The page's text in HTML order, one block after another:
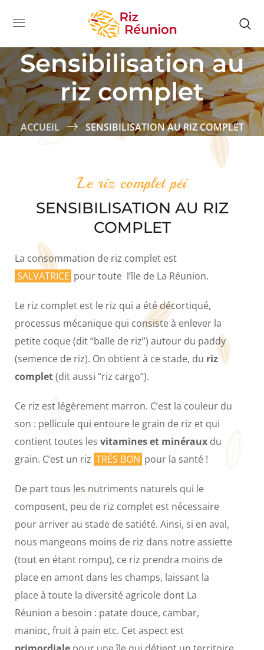
Sensibilisation au
riz complet
ACCUEIL SENSIBILISATION AU RIZ COMPLET
Le riz complet péi
SENSIBILISATION AU RIZ
COMPLET
La consommation de riz complet est
SALVATRICE pour toute l’île de La Réunion.
Le riz complet est le riz qui a été décortiqué,
processus mécanique qui consiste à enlever la
petite coque (dit “balle de riz”) autour du paddy
(semence de riz). On obtient à ce stade, du riz
complet(dit aussi “riz cargo”).
Ce riz est légèrement marron. C’est la couleur du
son : pellicule qui entoure le grain de riz et qui
contient toutes lesvitamines et minéraux du
grain. C’est un riz TRÉS BON pour la santé !
De part tous les nutriments naturels qui le
composent, peu de riz complet est nécessaire
pour arriver au stade de satiété. Ainsi, si en aval,
nous mangeons moins de riz dans notre assiette
(tout en étant rompu), ce riz prendra moins de
place en amont dans les champs, laissant la
place à toute la diversité agricole dont La
Réunion a besoin : patate douce, cambar,
manioc, fruit à pain etc. Cet aspect est